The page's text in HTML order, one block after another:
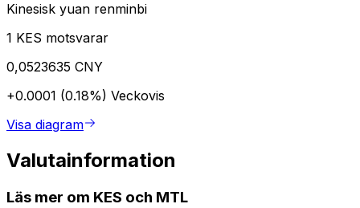
Kinesisk yuan renminbi
1 KES motsvarar
0,0523635 CNY
+0.0001 (0.18%) Veckovis
Visa diagram
Valutainformation
Läs mer om KES och MTL